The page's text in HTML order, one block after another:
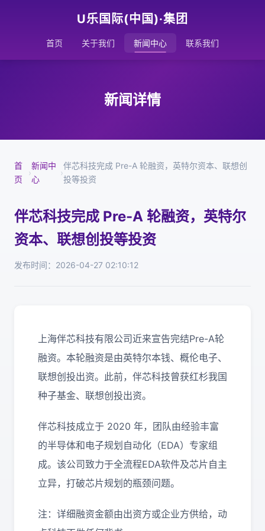
U乐国际(中国)·集团
首页 关于我们 新闻中心 联系我们
新闻详情
首
页
›
新闻中
心
›
伴芯科技完成 Pre-A 轮融资，英特尔资本、联想创
投等投资
伴芯科技完成 Pre-A 轮融资，英特尔
资本、联想创投等投资
发布时间：2026-04-27 02:10:12
上海伴芯科技有限公司近来宣告完结Pre-A轮
融资。本轮融资是由英特尔本钱、概伦电子、
联想创投出资。此前，伴芯科技曾获红杉我国
种子基金、联想创投出资。
伴芯科技成立于 2020 年，团队由经验丰富
的半导体和电子规划自动化（EDA）专家组
成。该公司致力于全流程EDA软件及芯片自主
立异，打破芯片规划的瓶颈问题。
注：详细融资金额由出资方或企业方供给，动